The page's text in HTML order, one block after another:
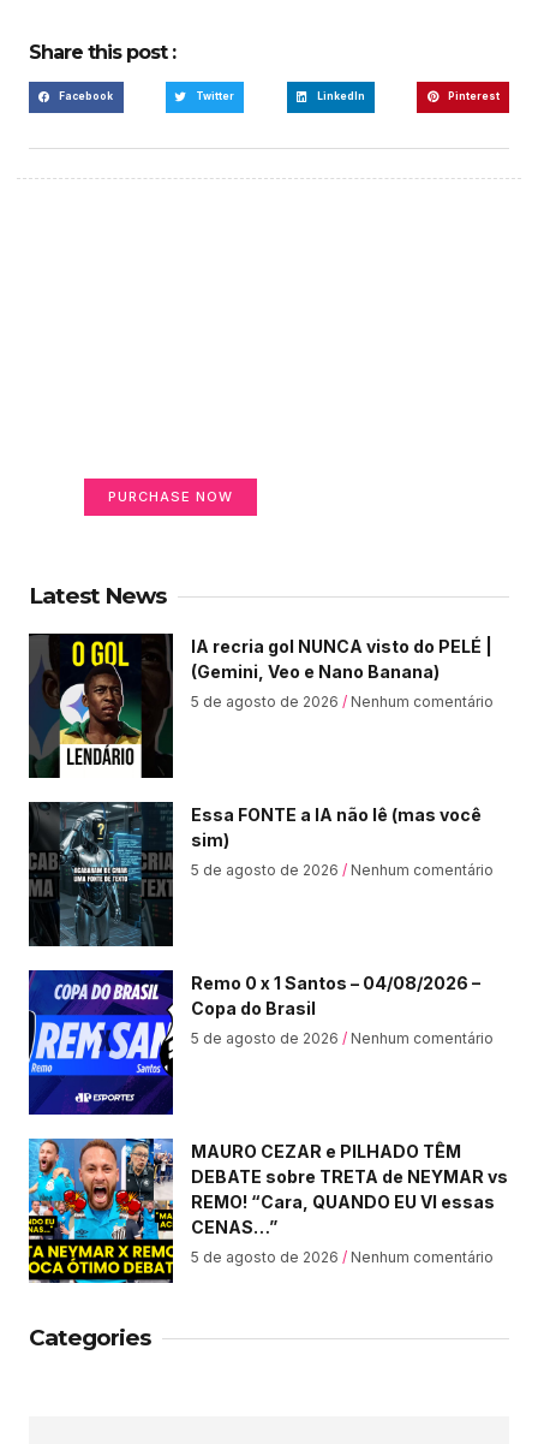
Share this post :
Facebook Twitter LinkedIn Pinterest
PURCHASE NOW
Latest News
IA recria gol NUNCA visto do PELÉ |
(Gemini, Veo e Nano Banana)
5 de agosto de 2026 Nenhum comentário
Essa FONTE a IA não lê (mas você
sim)
5 de agosto de 2026 Nenhum comentário
Remo 0 x 1 Santos – 04/08/2026 –
Copa do Brasil
5 de agosto de 2026 Nenhum comentário
MAURO CEZAR e PILHADO TÊM
DEBATE sobre TRETA de NEYMAR vs
REMO! “Cara, QUANDO EU VI essas
CENAS…”
5 de agosto de 2026 Nenhum comentário
Categories